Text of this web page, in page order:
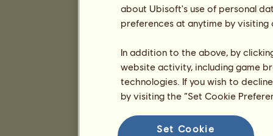
about Ubisoft's use of personal
preferences at anytime by
In addition to the above, by
website activity, including game
technologies. If you wish to
by visiting the “Set Cookie
Set Cookie